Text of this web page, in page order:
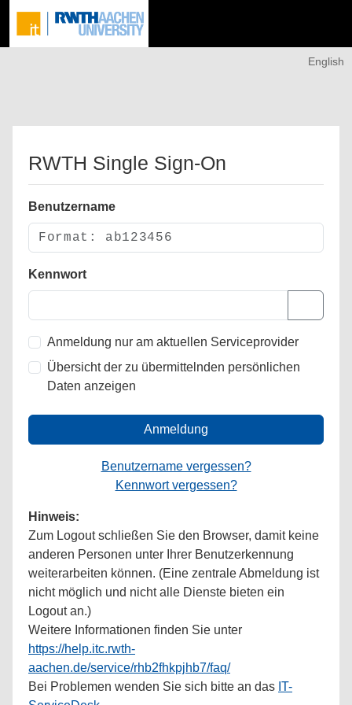
English
RWTH Single Sign-On
Benutzername
Kennwort
Anmeldung nur am aktuellen Serviceprovider
Übersicht der zu übermittelnden persönlichen
Daten anzeigen
Anmeldung
Benutzername vergessen?
Kennwort vergessen?
Hinweis:
Zum Logout schließen Sie den Browser, damit keine
anderen Personen unter Ihrer Benutzerkennung
weiterarbeiten können. (Eine zentrale Abmeldung ist
nicht möglich und nicht alle Dienste bieten ein
Logout an.)
Weitere Informationen finden Sie unter
https://help.itc.rwth-
aachen.de/service/rhb2fhkpjhb7/faq/
Bei Problemen wenden Sie sich bitte an das IT-